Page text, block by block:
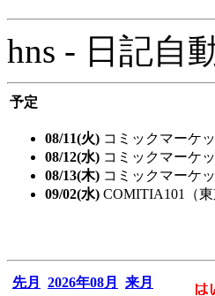
hns - 日記自
予定
08/11(火) コミックマーケ
08/12(水) コミックマーケ
08/13(木) コミックマーケ
09/02(水) COMITIA101（東
先月 2026年08月
来月